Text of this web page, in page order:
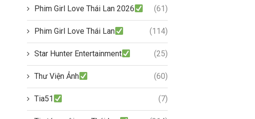
Phim Girl Love Thái Lan 2026 (61)
Phim Girl Love Thái Lan (114)
Star Hunter Entertainment (25)
Thư Viện Ảnh (60)
Tia51 (7)